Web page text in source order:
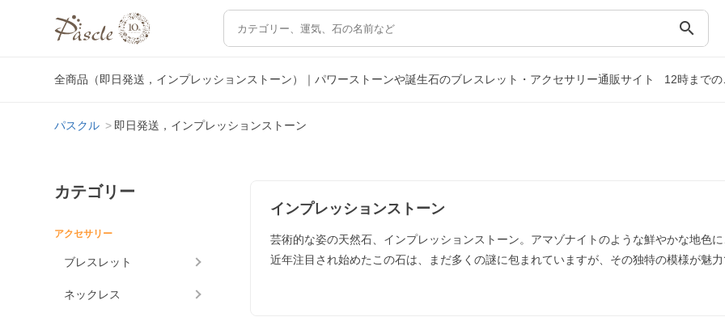
search
全商品（即日発送，インプレッションストーン）｜パワーストーンや誕生石のブレスレット・アクセサリー通販サイト 12時まで
パスクル 即日発送，インプレッションストーン
カテゴリー
アクセサリー
ブレスレット
ネックレス
インプレッションストーン
芸術的な姿の天然石、インプレッションストーン。アマゾナイトのような鮮やかな地色
近年注目され始めたこの石は、まだ多くの謎に包まれていますが、その独特の模様が魅